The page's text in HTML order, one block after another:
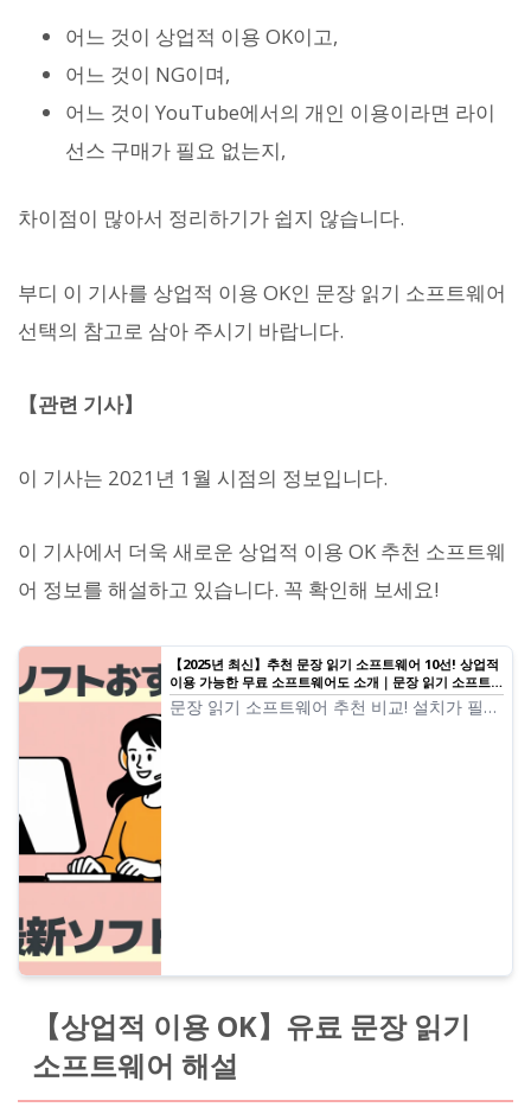
어느 것이 상업적 이용 OK이고,
어느 것이 NG이며,
어느 것이 YouTube에서의 개인 이용이라면 라이
선스 구매가 필요 없는지,
차이점이 많아서 정리하기가 쉽지 않습니다.
부디 이 기사를 상업적 이용 OK인 문장 읽기 소프트웨어
선택의 참고로 삼아 주시기 바랍니다.
【관련 기사】
이 기사는 2021년 1월 시점의 정보입니다.
이 기사에서 더욱 새로운 상업적 이용 OK 추천 소프트웨
어 정보를 해설하고 있습니다. 꼭 확인해 보세요!
【2025년 최신】추천 문장 읽기 소프트웨어 10선! 상업적
이용 가능한 무료 소프트웨어도 소개｜문장 읽기 소프트웨
어 Ondoku
문장 읽기 소프트웨어 추천 비교! 설치가 필요
【상업적 이용 OK】유료 문장 읽기
소프트웨어 해설